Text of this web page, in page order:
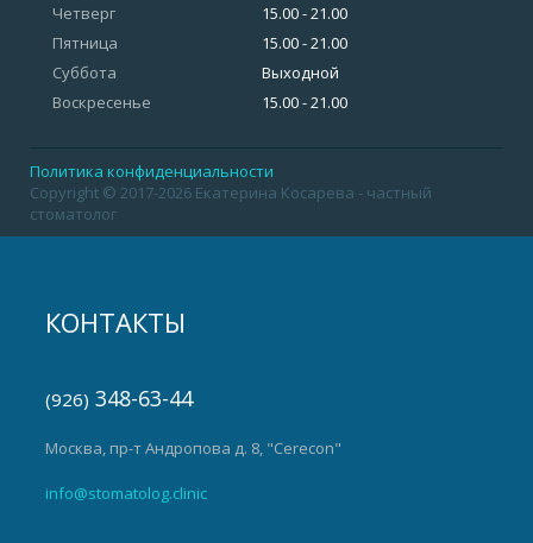
Четверг
Пятница
Суббота
Воскресенье
15.00 - 21.00
15.00 - 21.00
Выходной
15.00 - 21.00
Политика конфиденциальности
Copyright © 2017-2026 Екатерина Косарева - частный
стоматолог
КОНТАКТЫ
(926) 348-63-44
Москва, пр-т Андропова д. 8, "Cerecon"
info@stomatolog.clinic